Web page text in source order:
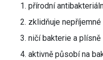
přírodní
zklidňuje
ničí bakterie a plísně
aktivně působí na